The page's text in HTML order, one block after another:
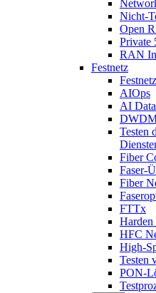
Nicht-
Open
Private
RAN
Festnetz
Festnetz
AIOps
AI
Testen
Fiber
Faser-
Fiber
FTTx
Harden
HFC
High-
Testen
PON-